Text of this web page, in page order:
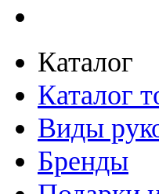
Каталог
Каталог
Виды
Бренды